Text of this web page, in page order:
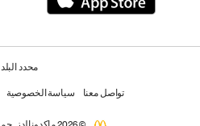
محدد البلد
تواصل معنا سياسة الخصوصية